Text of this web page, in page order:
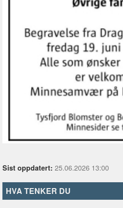
Sist oppdatert: 25.06.2026 13:00
HVA TENKER DU